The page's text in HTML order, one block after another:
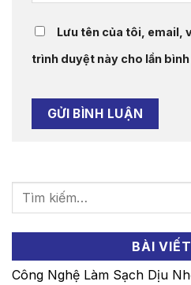
Lưu tên của tôi, email,
trình duyệt này cho lần
BÀI
Công Nghệ Làm Sạch Dịu